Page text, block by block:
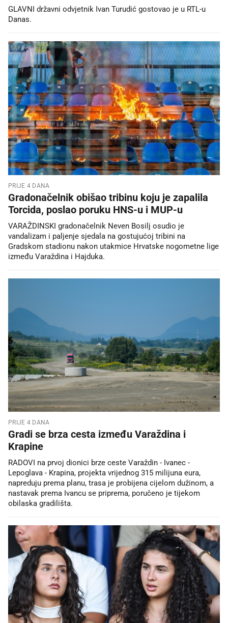
GLAVNI državni odvjetnik Ivan Turudić gostovao je u RTL-u
Danas.
PRIJE 4 DANA
Gradonačelnik obišao tribinu koju je zapalila
Torcida, poslao poruku HNS-u i MUP-u
VARAŽDINSKI gradonačelnik Neven Bosilj osudio je
vandalizam i paljenje sjedala na gostujućoj tribini na
Gradskom stadionu nakon utakmice Hrvatske nogometne lige
između Varaždina i Hajduka.
PRIJE 4 DANA
Gradi se brza cesta između Varaždina i
Krapine
RADOVI na prvoj dionici brze ceste Varaždin - Ivanec -
Lepoglava - Krapina, projekta vrijednog 315 milijuna eura,
napreduju prema planu, trasa je probijena cijelom dužinom, a
nastavak prema Ivancu se priprema, poručeno je tijekom
obilaska gradilišta.